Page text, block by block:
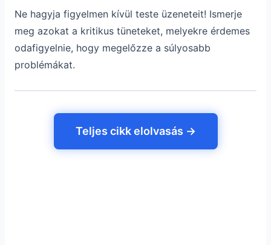
Ne hagyja figyelmen kívül teste üzeneteit! Ismerje
meg azokat a kritikus tüneteket, melyekre érdemes
odafigyelnie, hogy megelőzze a súlyosabb
problémákat.
Teljes cikk elolvasás →